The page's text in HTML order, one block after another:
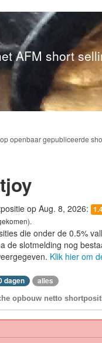
AFM short
openbaar gepubliceerde
op Aug. 8, 2026:
die onder de 0.5%
de slotmelding nog
Klik hier om
dagen alles
opbouw netto